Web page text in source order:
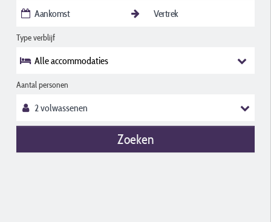
Type verblijf
Alle accommodaties
Aantal personen
Zoeken